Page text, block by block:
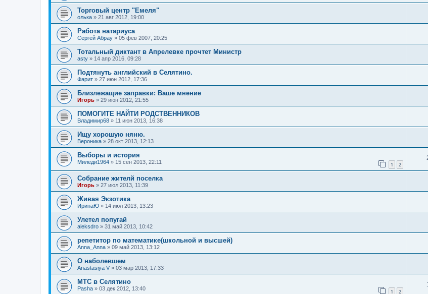
Торговый центр "Емеля"
олька » 21 авг 2012, 19:00
Работа натариуса
Сергей Абрау » 05 фев 2007, 20:25
Тотальный диктант в Апрелевке прочтет Министр
asty » 14 апр 2016, 09:28
Подтянуть английский в Селятино.
Фарит » 27 июн 2012, 17:36
Близлежащие заправки: Ваше мнение
Игорь » 29 июн 2012, 21:55
ПОМОГИТЕ НАЙТИ РОДСТВЕННИКОВ
Владимир68 » 11 июн 2013, 16:38
Ищу хорошую няню.
Вероника » 28 окт 2013, 12:13
Выборы и история
Миледи1964 » 15 сен 2013, 22:11 1 2
Собрание жителй поселка
Игорь » 27 июл 2013, 11:39
Живая Экзотика
ИринаЮ » 14 июл 2013, 13:23
Улетел попугай
aleksdro » 31 май 2013, 10:42
репетитор по математике(школьной и высшей)
Anna_Anna » 09 май 2013, 13:12
О наболевшем
Anastasiya V » 03 мар 2013, 17:33
МТС в Селятино
Pasha » 03 дек 2012, 13:40 1 2